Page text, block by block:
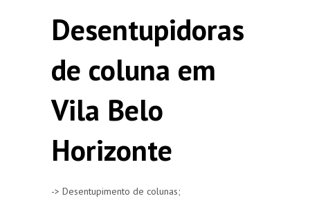
Desentupidoras
de coluna em
Vila Belo
Horizonte
-> Desentupimento de colunas;